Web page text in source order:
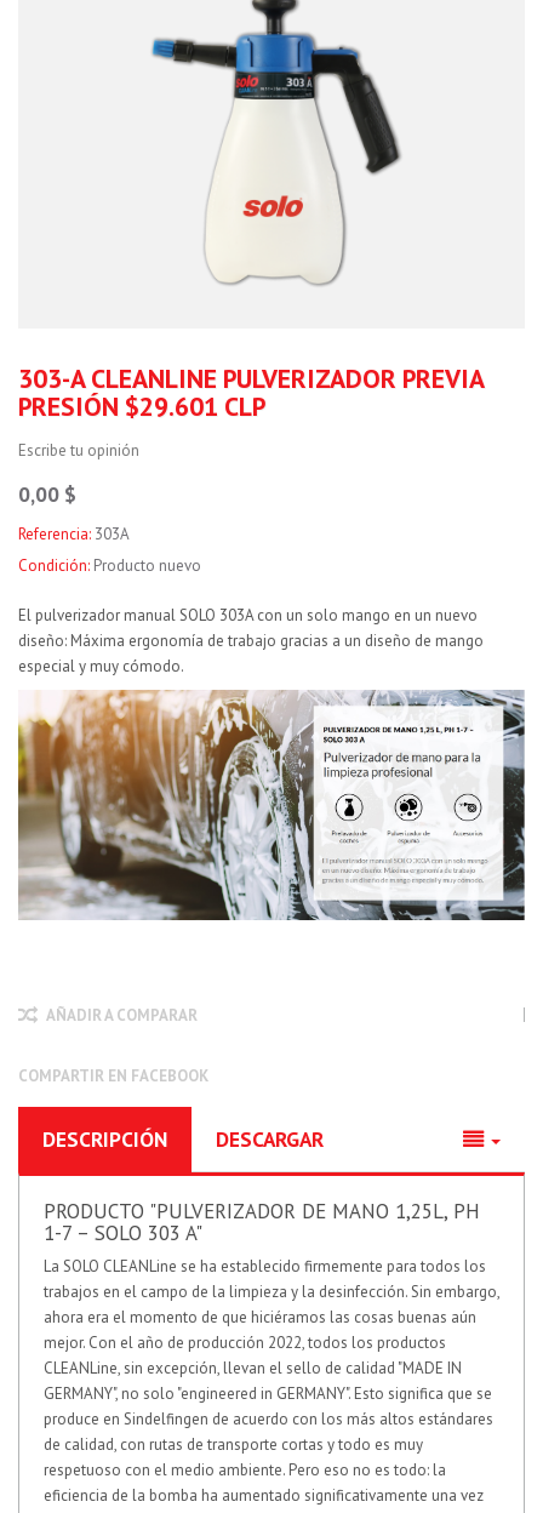
303-A CLEANLINE PULVERIZADOR PREVIA
PRESIÓN $29.601 CLP
Escribe tu opinión
0,00 $
Referencia: 303A
Condición: Producto nuevo
El pulverizador manual SOLO 303A con un solo mango en un nuevo
diseño: Máxima ergonomía de trabajo gracias a un diseño de mango
especial y muy cómodo.
AÑADIR A COMPARAR
COMPARTIR EN FACEBOOK
DESCRIPCIÓN DESCARGAR
PRODUCTO "PULVERIZADOR DE MANO 1,25L, PH
1-7 – SOLO 303 A"
La SOLO CLEANLine se ha establecido firmemente para todos los
trabajos en el campo de la limpieza y la desinfección. Sin embargo,
ahora era el momento de que hiciéramos las cosas buenas aún
mejor. Con el año de producción 2022, todos los productos
CLEANLine, sin excepción, llevan el sello de calidad "MADE IN
GERMANY", no solo "engineered in GERMANY". Esto significa que se
produce en Sindelfingen de acuerdo con los más altos estándares
de calidad, con rutas de transporte cortas y todo es muy
respetuoso con el medio ambiente. Pero eso no es todo: la
eficiencia de la bomba ha aumentado significativamente una vez